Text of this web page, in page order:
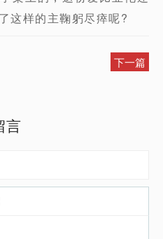
这样的主鞠躬尽瘁呢?
下一篇
言